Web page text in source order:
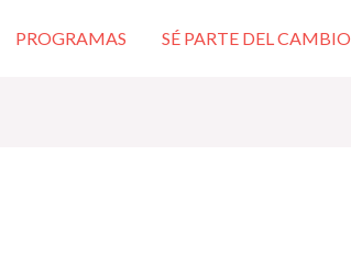
PROGRAMAS SÉ PARTE DEL CAMBIO